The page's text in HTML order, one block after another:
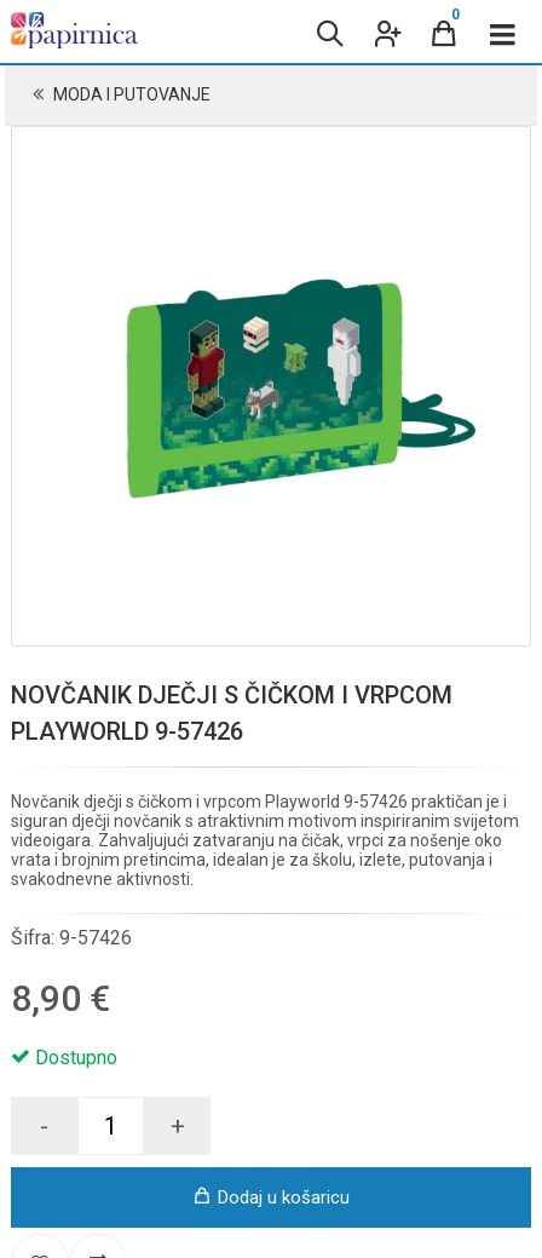
0
MODA I PUTOVANJE
NOVČANIK DJEČJI S ČIČKOM I VRPCOM
PLAYWORLD 9-57426
Novčanik dječji s čičkom i vrpcom Playworld 9-57426 praktičan je i
siguran dječji novčanik s atraktivnim motivom inspiriranim svijetom
videoigara. Zahvaljujući zatvaranju na čičak, vrpci za nošenje oko
vrata i brojnim pretincima, idealan je za školu, izlete, putovanja i
svakodnevne aktivnosti.
Šifra: 9-57426
8,90 €
Dostupno
- +
Dodaj u košaricu